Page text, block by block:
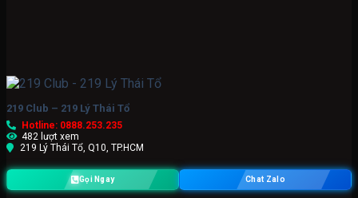
219 Club – 219 Lý Thái Tổ
Hotline: 0888.253.235
482 lượt xem
219 Lý Thái Tổ, Q10, TP.HCM
Gọi Ngay Chat Zalo